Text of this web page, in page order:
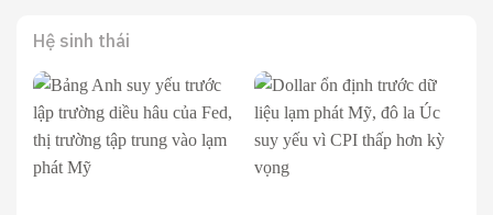
Hệ sinh thái